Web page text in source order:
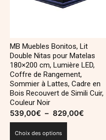
MB Muebles Bonitos, Lit
Double Nitas pour Matelas
180×200 cm, Lumière LED,
Coffre de Rangement,
Sommier à Lattes, Cadre en
Bois Recouvert de Simili Cuir,
Couleur Noir
539,00€ – 829,00€
Choix des options